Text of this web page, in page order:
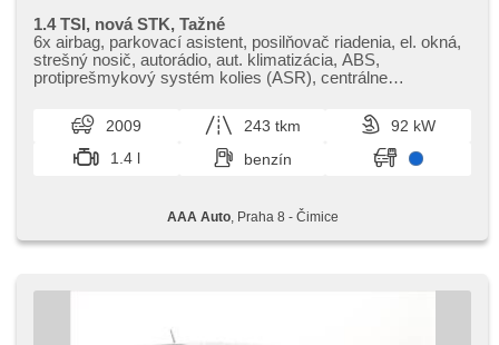
1.4 TSI, nová STK, Tažné
6x airbag, parkovací asistent, posilňovač riadenia, el. okná,
strešný nosič, autorádio, aut. klimatizácia, ABS,
protiprešmykový systém kolies (ASR), centrálne
hmlové svetlá, senzor stieračov, ťažné zariadenie, senzor
tlaku v pneumatikách, manuálna prevodovka
2009 243 tkm
92 kW
1.4 l
benzín
AAA Auto, Praha 8 - Čimice